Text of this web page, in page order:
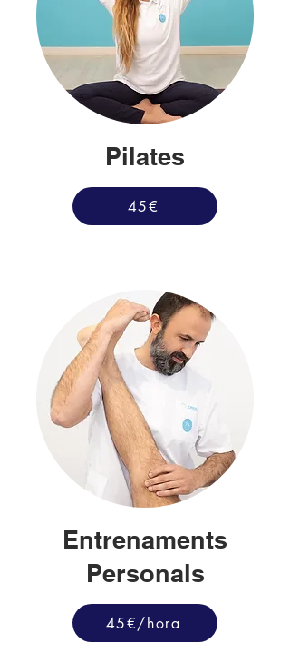
Pilates
45€
Entrenaments
Personals
45€/hora